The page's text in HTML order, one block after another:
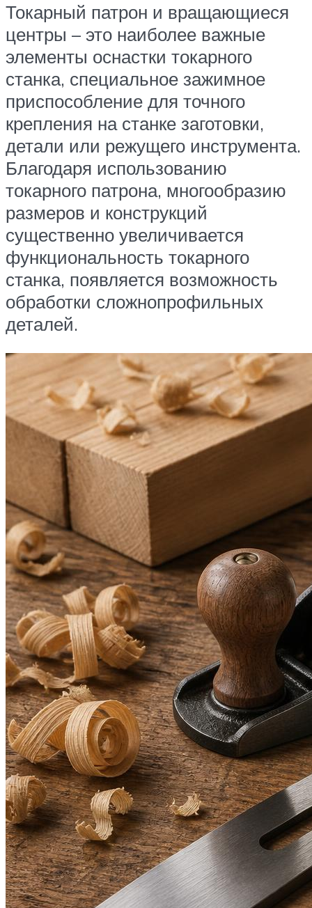
Токарный патрон и вращающиеся
центры – это наиболее важные
элементы оснастки токарного
станка, специальное зажимное
приспособление для точного
крепления на станке заготовки,
детали или режущего инструмента.
Благодаря использованию
токарного патрона, многообразию
размеров и конструкций
существенно увеличивается
функциональность токарного
станка, появляется возможность
обработки сложнопрофильных
деталей.